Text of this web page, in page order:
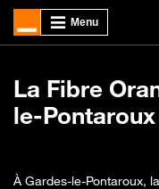
La Fibre
le-Pontaroux
À Gardes-le-Pontaroux,